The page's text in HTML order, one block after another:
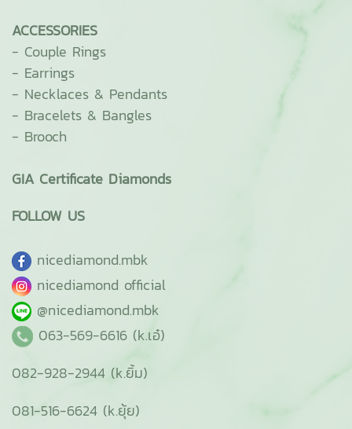
ACCESSORIES
- Couple Rings
- Earrings
- Necklaces & Pendants
- Bracelets & Bangles
- Brooch
GIA Certificate Diamonds
FOLLOW US
nicediamond.mbk
nicediamond official
@nicediamond.mbk
063-569-6616 (k.เอ๋)
082-928-2944 (k.ยิ้ม)
081-516-6624 (k.ยุ้ย)